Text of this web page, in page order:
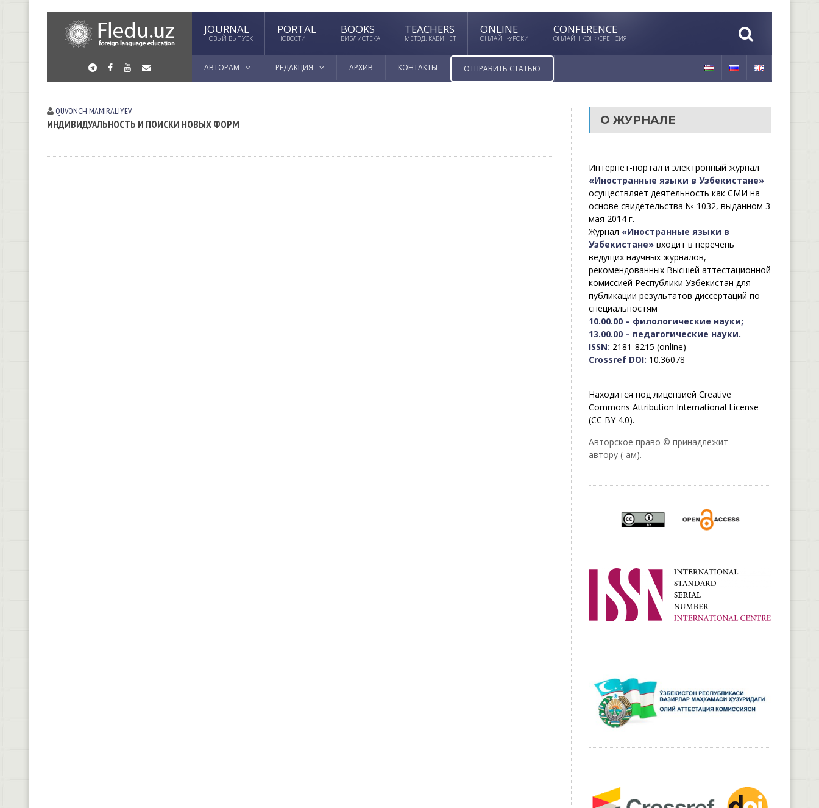
JOURNAL
НОВЫЙ ВЫПУСК
PORTAL
НОВОСТИ
BOOKS
БИБЛИОТЕКА
TEACHERS
МЕТОД. КАБИНЕТ
ONLINE
ОНЛАЙН-УРОКИ
CONFERENCE
ОНЛАЙН КОНФЕРЕНСИЯ
АВТОРАМ РЕДАКЦИЯ АРХИВ КОНТАКТЫ ОТПРАВИТЬ СТАТЬЮ
QUVONCH MAMIRALIYEV
ИНДИВИДУАЛЬНОСТЬ И ПОИСКИ НОВЫХ ФОРМ О ЖУРНАЛЕ
Интернет-портал и электронный журнал
«Иностранные языки в Узбекистане»
осуществляет деятельность как СМИ на
основе свидетельства № 1032, выданном 3
мая 2014 г.
Журнал «Иностранные языки в
Узбекистане»входит в перечень
ведущих научных журналов,
рекомендованных Высшей аттестационной
комиссией Республики Узбекистан для
публикации результатов диссертаций по
специальностям
10.00.00 – филологические науки;
13.00.00 – педагогические науки.
ISSN: 2181-8215 (online)
Crossref DOI: 10.36078
Находится под лицензией Creative
Commons Attribution International License
(CC BY 4.0).
Авторское право © принадлежит
автору (-ам).